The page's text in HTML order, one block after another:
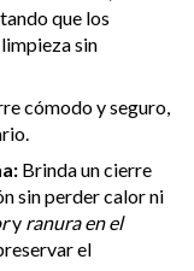
que los
sin
cómodo y seguro,
Brinda un cierre
sin perder calor ni
y ranura en el
el